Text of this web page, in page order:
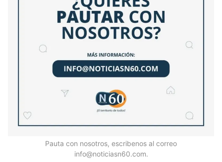
Pauta con nosotros, escribenos al correo
info@noticiasn60.com.